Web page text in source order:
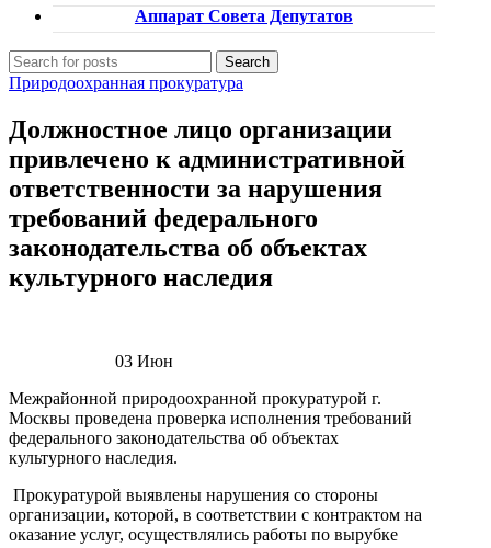
Аппарат Совета Депутатов
Search
Природоохранная прокуратура
Должностное лицо организации
привлечено к административной
ответственности за нарушения
требований федерального
законодательства об объектах
культурного наследия
03Июн
Межрайонной природоохранной прокуратурой г.
Москвы проведена проверка исполнения требований
федерального законодательства об объектах
культурного наследия.
Прокуратурой выявлены нарушения со стороны
организации, которой, в соответствии с контрактом на
оказание услуг, осуществлялись работы по вырубке